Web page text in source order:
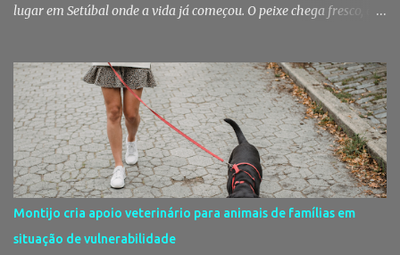
lugar em Setúbal onde a vida já começou. O peixe chega fresco, os
fruta, das ervas e do pão acabado de cozer. Há 150 anos que esta
rotina se repete no Mercado do Livramento, um espaço que
continua a ser muito mais do que um mercado: é um dos maiores
símbolos da identidade setubalense. Mercado celebrou 150 anos
no último dia de Julho Foi considerado pela revista norte-
americana USA Today um dos melhores mercados de peixe do
mundo. Mas, para os setubalenses, o Mercado do Livramento vale
muito mais do que qualquer distinção internacional. O Mercado do
Livramento assinalou, no dia 31 de Julho, os 150 anos de existência
Montijo cria apoio veterinário para animais de famílias em
situação de vulnerabilidade